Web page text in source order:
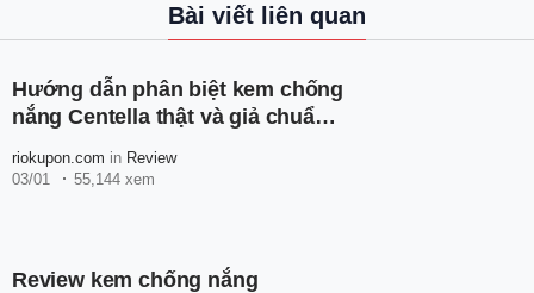
Bài viết liên quan
Hướng dẫn phân biệt kem chống
nắng Centella thật và giả chuẩn
riokupon.com in Review
03/01
55,144 xem
Review kem chống nắng